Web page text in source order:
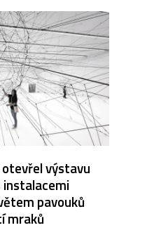
výstavu
pavouků
mraků